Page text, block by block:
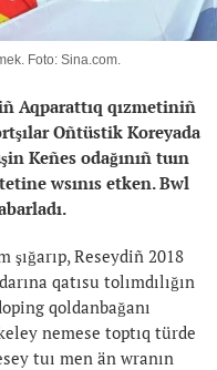
Foto: Sina.com.
Aqparattıq qızmetiniñ
Oñtüstik Koreyada
Keñes odağınıñ tuın
wsınıs etken. Bwl
şığarıp, Reseydiñ 2018
qatısu tolımdılığın
qoldanbağanı
nemese toptıq türde
tuı men än wranın